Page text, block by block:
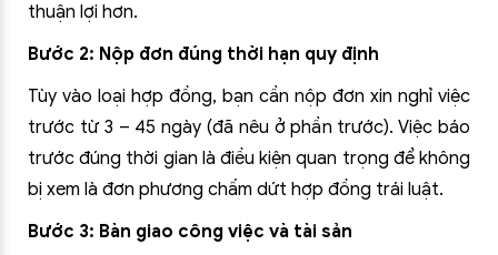
thuận lợi hơn.
Bước 2: Nộp đơn đúng thời hạn quy định
Tùy vào loại hợp đồng, bạn cần nộp đơn xin nghỉ việc
trước từ 3 – 45 ngày (đã nêu ở phần trước). Việc báo
trước đúng thời gian là điều kiện quan trọng để không
bị xem là đơn phương chấm dứt hợp đồng trái luật.
Bước 3: Bàn giao công việc và tài sản